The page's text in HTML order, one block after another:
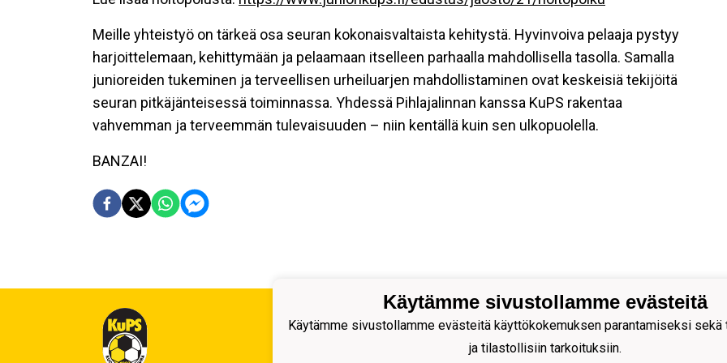
Meille yhteistyö on tärkeä osa seuran kokonaisvaltaista kehitystä. Hyvinvoiva pelaaja pystyy
harjoittelemaan, kehittymään ja pelaamaan itselleen parhaalla mahdollisella tasolla. Samalla
junioreiden tukeminen ja terveellisen urheiluarjen mahdollistaminen ovat keskeisiä tekijöitä
seuran pitkäjänteisessä toiminnassa. Yhdessä Pihlajalinnan kanssa KuPS rakentaa
vahvemman ja terveemmän tulevaisuuden – niin kentällä kuin sen ulkopuolella.
BANZAI!
Kuopion Palloseura ry
Aulis Rytkösen Katu 1, 70620
Käytämme sivustollamme evästeitä
Käytämme sivustollamme evästeitä käyttökokemuksen parantamiseksi sekä
ja tilastollisiin tarkoituksiin.